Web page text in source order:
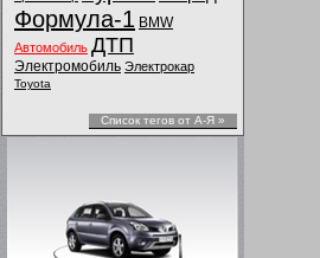
Формула-1 BMW
Автомобиль ДТП
Электромобиль Электрокар
Toyota
Список тегов от А-Я »